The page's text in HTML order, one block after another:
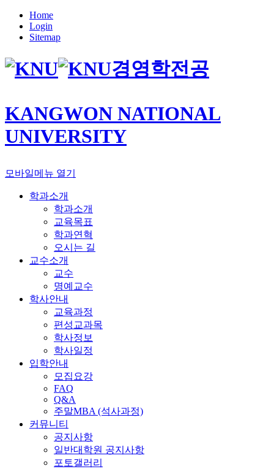
Home
Login
Sitemap
경영학전공
KANGWON NATIONAL
UNIVERSITY
모바일메뉴 열기
학과소개
학과소개
교육목표
학과연혁
오시는 길
교수소개
교수
명예교수
학사안내
교육과정
편성교과목
학사정보
학사일정
입학안내
모집요강
FAQ
Q&A
주말MBA (석사과정)
커뮤니티
공지사항
일반대학원 공지사항
포토갤러리